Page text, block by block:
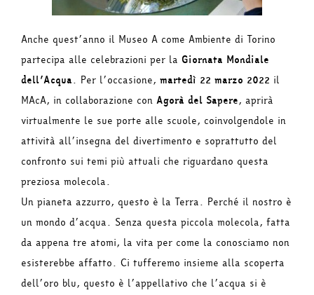
Anche quest’anno il Museo A come Ambiente di Torino
partecipa alle celebrazioni per la Giornata Mondiale
dell’Acqua. Per l’occasione, martedì 22 marzo 2022 il
MAcA, in collaborazione con Agorà del Sapere, aprirà
virtualmente le sue porte alle scuole, coinvolgendole in
attività all’insegna del divertimento e soprattutto del
confronto sui temi più attuali che riguardano questa
preziosa molecola.
Un pianeta azzurro, questo è la Terra. Perché il nostro è
un mondo d’acqua. Senza questa piccola molecola, fatta
da appena tre atomi, la vita per come la conosciamo non
esisterebbe affatto. Ci tufferemo insieme alla scoperta
dell’oro blu, questo è l’appellativo che l’acqua si è